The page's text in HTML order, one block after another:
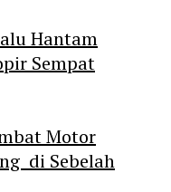
Hantam
Sempat
Motor
di Sebelah